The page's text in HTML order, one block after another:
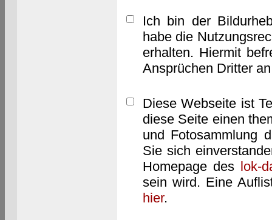
Ich bin der
habe die
erhalten. Hiermit
Ansprüchen Dritter
Diese Webseite ist
diese Seite einen
und Fotosammlung
Sie sich
Homepage des lok-
sein wird. Eine
hier.